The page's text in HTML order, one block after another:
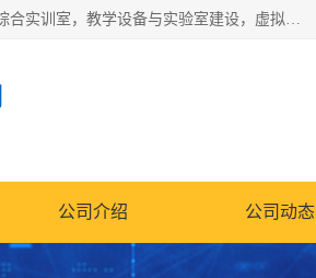
京创智业产品涵盖了多个领域，主要产品包括：工业4.0生产线解决方案，智慧物流综合实训室，教学设备与实验室建设，虚拟仿真实验室等。公司将秉持“创新、执着、诚信、共赢”的理念，以“将服务当作使命”为核心价值观，致力于为客户创造价值，与客户、合作伙伴和员工共同成长。
公司介绍 公司动态